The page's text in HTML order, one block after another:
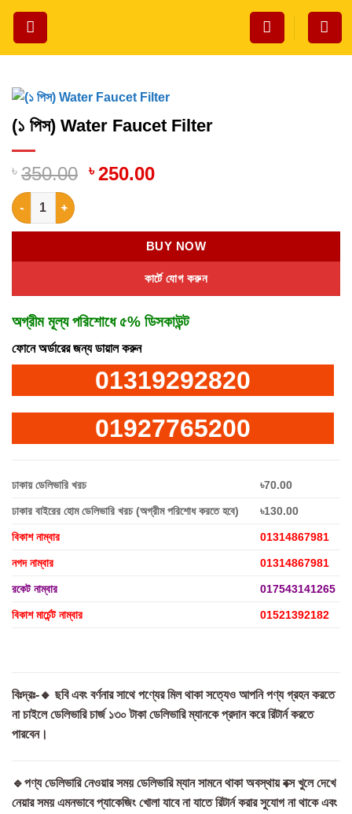
Skip
(১ পিস) Water Faucet Filter
৳ 350.00 Original
৳ 350.00.
৳ 250.00Current
৳ 250.00.
(১ পিস) Water Faucet Filter quantity
কার্টে যোগ করুন
BUY NOW
অগ্রীম মূল্য পরিশোধে ৫% ডিসকাউন্ট
ফোনে অর্ডারের জন্য ডায়াল করুন
01319292820
01927765200
ঢাকায় ডেলিভারি খরচ ৳70.00
ঢাকার বাইরের হোম ডেলিভারি খরচ (অগ্রীম পরিশোধ করতে হবে) ৳130.00
বিকাশ নাম্বার 01314867981
নগদ নাম্বার 01314867981
রকেট নাম্বার 017543141265
বিকাশ মার্চেন্ট নাম্বার 01521392182
বিঃদ্রঃ-🔸 ছবি এবং বর্ণনার সাথে পণ্যের মিল থাকা সত্যেও আপনি পণ্য গ্রহন করতে
না চাইলে ডেলিভারি চার্জ ১৩০ টাকা ডেলিভারি ম্যানকে প্রদান করে রিটার্ন করতে
পারবেন।
🔹পণ্য ডেলিভারি নেওয়ার সময় ডেলিভারি ম্যান সামনে থাকা অবস্থায় বক্স খুলে দেখে
নেয়ার সময় এমনভাবে প্যাকেজিং খোলা যাবে না যাতে রিটার্ন করার সুযোগ না থাকে এবং